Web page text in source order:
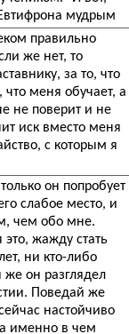
мудрым
правильно
же нет, то
за то, что
что меня обучает, а
не поверит и не
иск вместо меня
с которым я
он попробует
слабое место, и
чем обо мне.
жажду стать
ни кто-либо
он разглядел
Поведай же
настойчиво
именно в чем